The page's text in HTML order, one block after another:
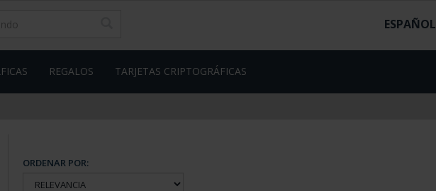
ESPAÑOL
REGALOS TARJETAS CRIPTOGRÁFICAS
ORDENAR POR: